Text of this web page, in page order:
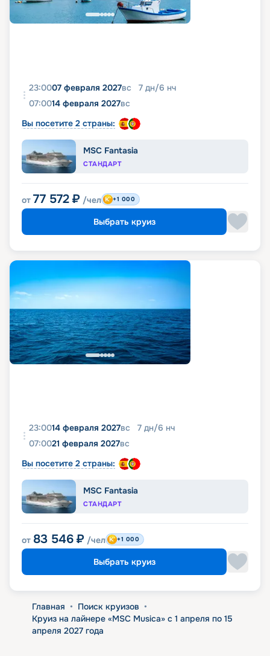
23:0007 февраля 2027вс 7 дн/6 нч
07:0014 февраля 2027вс
Вы посетите 2 страны:
MSC Fantasia
СТАНДАРТ
от 77 572 ₽ /чел +1 000
Выбрать круиз
23:0014 февраля 2027вс 7 дн/6 нч
07:0021 февраля 2027вс
Вы посетите 2 страны:
MSC Fantasia
СТАНДАРТ
от 83 546 ₽ /чел +1 000
Выбрать круиз
Главная • Поиск круизов •
Круиз на лайнере «MSC Musica» с 1 апреля по 15
апреля 2027 года